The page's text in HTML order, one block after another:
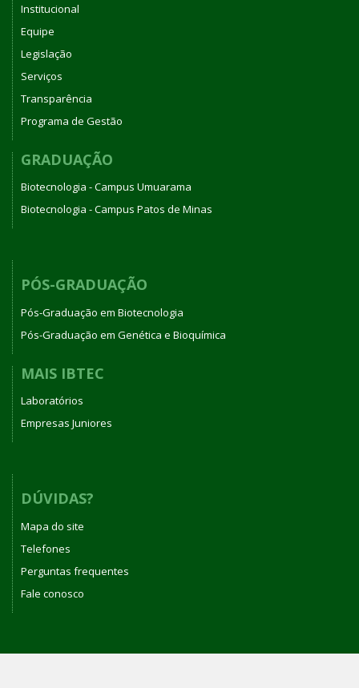
Institucional
Equipe
Legislação
Serviços
Transparência
Programa de Gestão
GRADUAÇÃO
Biotecnologia - Campus Umuarama
Biotecnologia - Campus Patos de Minas
PÓS-GRADUAÇÃO
Pós-Graduação em Biotecnologia
Pós-Graduação em Genética e Bioquímica
MAIS IBTEC
Laboratórios
Empresas Juniores
DÚVIDAS?
Mapa do site
Telefones
Perguntas frequentes
Fale conosco